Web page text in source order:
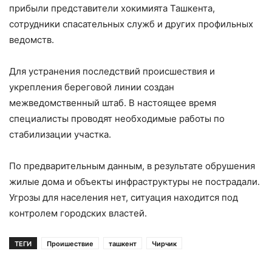
прибыли представители хокимията Ташкента,
сотрудники спасательных служб и других профильных
ведомств.
Для устранения последствий происшествия и
укрепления береговой линии создан
межведомственный штаб. В настоящее время
специалисты проводят необходимые работы по
стабилизации участка.
По предварительным данным, в результате обрушения
жилые дома и объекты инфраструктуры не пострадали.
Угрозы для населения нет, ситуация находится под
контролем городских властей.
ТЕГИ Проишествие ташкент Чирчик